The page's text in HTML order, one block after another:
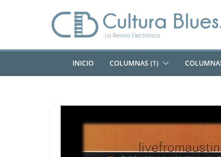
INICIO COLUMNAS (1)